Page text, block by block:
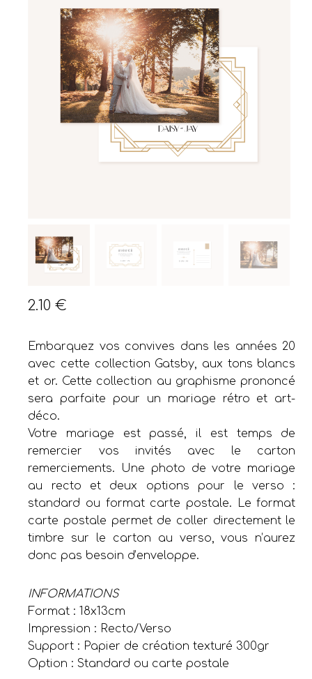
2.10€
Embarquez vos convives dans les années 20
avec cette collection Gatsby, aux tons blancs
et or. Cette collection au graphisme prononcé
sera parfaite pour un mariage rétro et art-
déco.
Votre mariage est passé, il est temps de
remercier vos invités avec le carton
remerciements. Une photo de votre mariage
au recto et deux options pour le verso :
standard ou format carte postale. Le format
carte postale permet de coller directement le
timbre sur le carton au verso, vous n’aurez
donc pas besoin d’enveloppe.
INFORMATIONS
Format : 18x13cm
Impression : Recto/Verso
Support : Papier de création texturé 300gr
Option : Standard ou carte postale